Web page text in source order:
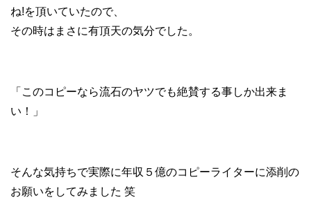
ね!を頂いていたので、
その時はまさに有頂天の気分でした。
「このコピーなら流石のヤツでも絶賛する事しか出来ま
い！」
そんな気持ちで実際に年収５億のコピーライターに添削の
お願いをしてみました 笑